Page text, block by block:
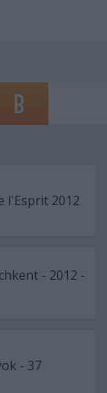
l'Esprit 2012
- 2012 -
- 37